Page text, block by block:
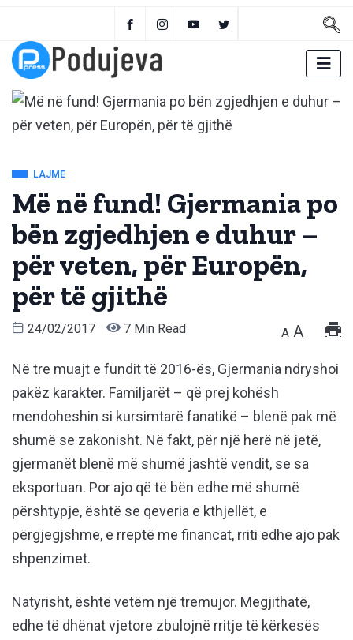
LAJME
Më në fund! Gjermania po
bën zgjedhjen e duhur –
për veten, për Europën,
për të gjithë
24/02/2017 7 Min Read A A
Në tre muajt e fundit të 2016-ës, Gjermania ndryshoi
pakëz karakter. Familjarët – që prej kohësh
mendoheshin si kursimtarë fanatikë – blenë pak më
shumë se zakonisht. Në fakt, për një herë në jetë,
gjermanët blenë më shumë jashtë vendit, se sa
eksportuan. Por ajo që të bën edhe më shumë
përshtypje, është se qeveria e kthjellët, e
përgjegjshme, e rreptë me financat, rriti edhe ajo pak
shpenzimet.
Natyrisht, është vetëm një tremujor. Megjithatë,
edhe të dhënat vjetore zbulojnë rritje të kërkesës